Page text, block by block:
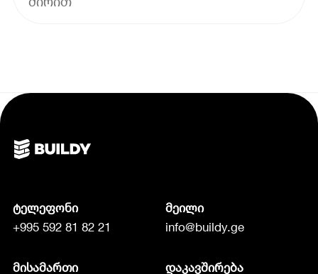
ტელეფონი
+995 592 81 82 21
მეილი
info@buildy.ge
მისამართი დაკავშირება